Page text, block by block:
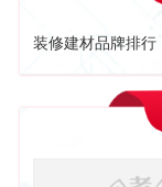
装修建材品牌排行